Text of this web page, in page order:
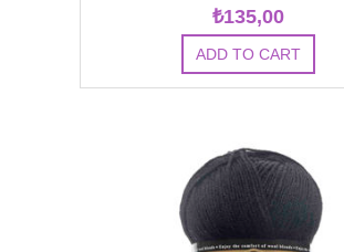
₺135,00